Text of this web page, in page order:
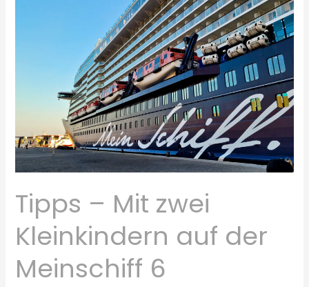
Tipps – Mit zwei
Kleinkindern auf der
Meinschiff 6